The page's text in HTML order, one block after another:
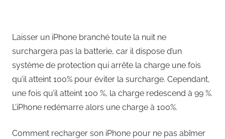
Laisser un iPhone branché toute la nuit ne
surchargera pas la batterie, car il dispose d’un
système de protection qui arrête la charge une fois
qu’il atteint 100% pour éviter la surcharge. Cependant,
une fois qu’il atteint 100 %, la charge redescend à 99 %.
L’iPhone redémarre alors une charge à 100%.
Comment recharger son iPhone pour ne pas abîmer